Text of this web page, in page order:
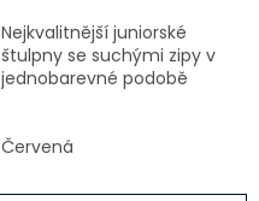
Nejkvalitnější juniorské
štulpny se suchými zipy v
jednobarevné podobě
Červená